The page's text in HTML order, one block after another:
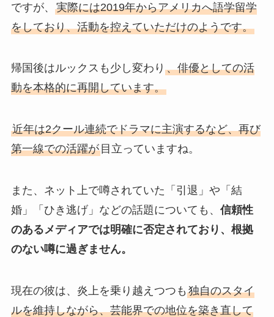
ですが、 実際には2019年からアメリカへ語学留学
をしており、活動を控えていただけのようです。
帰国後はルックスも少し変わり 、俳優としての活
動を本格的に再開しています。
近年は2クール連続でドラマに主演するなど、再び
第一線での活躍が目立っていますね。
また、ネット上で噂されていた「引退」や「結
婚」「ひき逃げ」などの話題についても、 信頼性
のあるメディアでは明確に否定されており、根拠
のない噂に過ぎません。
現在の彼は、炎上を乗り越えつつも 独自のスタイ
ルを維持しながら、芸能界での地位を築き直して